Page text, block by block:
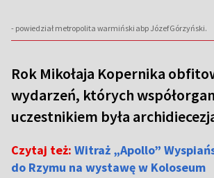
- powiedział metropolita warmiński abp Józef Górzyński.
Rok Mikołaja Kopernika
wydarzeń, których
uczestnikiem była
Czytaj też: Witraż „Apollo”
do Rzymu na wystawę w Koloseum